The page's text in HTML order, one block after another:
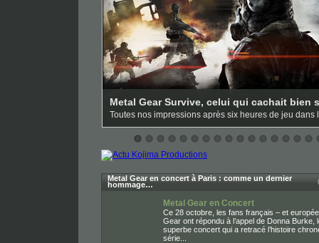
Metal Gear Survive, celui qui cachait bien
Toutes nos impressions après six heures de jeu dans
Metal Gear en concert à Paris : comme un dernier
hommage…
Metal Gear en Concert
Ce 28 octobre, les fans français – et
Gear ont répondu à l’appel de Donna Burke,
superbe concert qui a retracé l’histoire
série...